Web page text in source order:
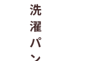
洗
濯
パ